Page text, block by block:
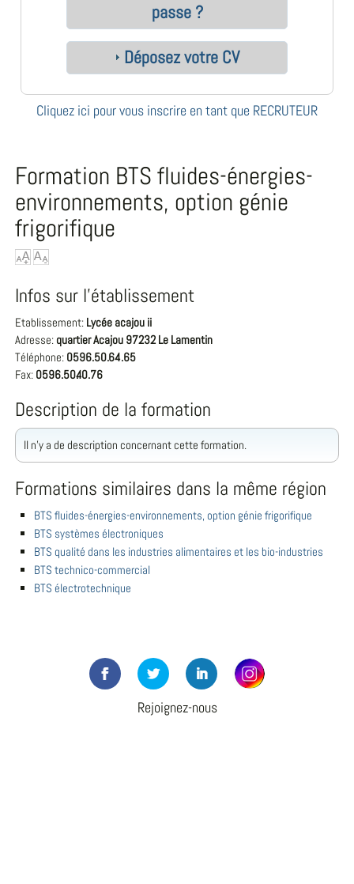
passe ?
Déposez votre CV
Cliquez ici pour vous inscrire en tant que RECRUTEUR
Formation BTS fluides-énergies-
environnements, option génie
frigorifique
Infos sur l'établissement
Etablissement: Lycée acajou ii
Adresse: quartier Acajou 97232 Le Lamentin
Téléphone: 0596.50.64.65
Fax: 0596.50.40.76
Description de la formation
Il n'y a de description concernant cette formation.
Formations similaires dans la même région
BTS fluides-énergies-environnements, option génie frigorifique
BTS systèmes électroniques
BTS qualité dans les industries alimentaires et les bio-industries
BTS technico-commercial
BTS électrotechnique
Rejoignez-nous